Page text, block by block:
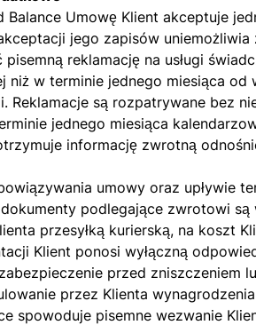
Balance Umowę Klient akceptuje
jego zapisów
pisemną reklamację na usługi
niż w terminie jednego miesiąca od
Reklamacje są rozpatrywane bez
jednego miesiąca
informację zwrotną
umowy oraz upływie
podlegające zwrotowi są
przesyłką kurierską, na koszt
Klient ponosi wyłączną
przed zniszczeniem
przez Klienta
spowoduje pisemne wezwanie